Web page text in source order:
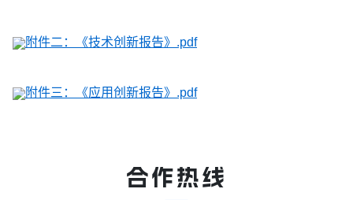
附件二：《技术创新报告》.pdf
附件三：《应用创新报告》.pdf
合作热线